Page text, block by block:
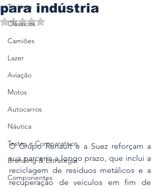
Turismo
Clássicos
Camiões
Lazer
Aviação
Motos
Autocarros
Náutica
Testes e Comparativos
Branding & Estratégia
Componentes
para indústria
Avaliado com NaN de 5 estrelas.
O Grupo Renault e a Suez reforçam a
sua parceria a longo prazo, que inclui a
reciclagem de resíduos metálicos e a
recuperação de veículos em fim de